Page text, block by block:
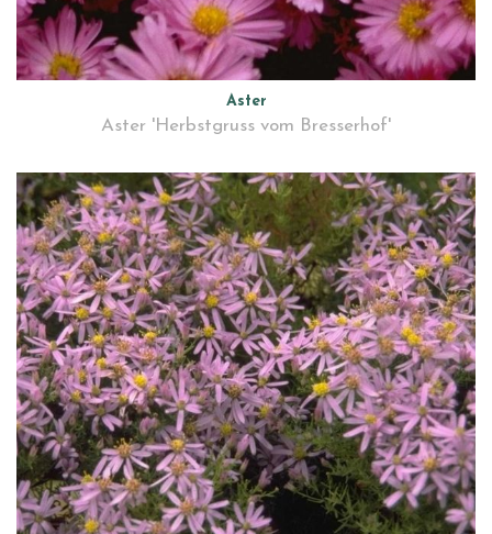
Aster
Aster 'Herbstgruss vom Bresserhof'